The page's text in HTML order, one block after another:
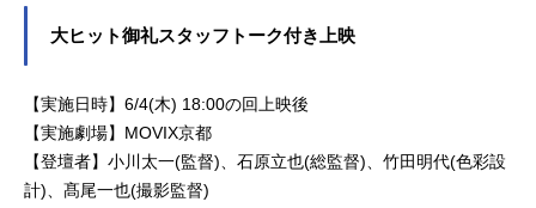
大ヒット御礼スタッフトーク付き上映
【実施日時】6/4(木) 18:00の回上映後
【実施劇場】MOVIX京都
【登壇者】小川太一(監督)、石原立也(総監督)、竹田明代(色彩設
計)、髙尾一也(撮影監督)